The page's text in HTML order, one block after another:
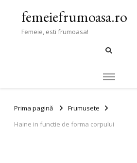
femeiefrumoasa.ro
Femeie, esti frumoasa!
Prima pagină
Frumusete
Haine in functie de forma corpului